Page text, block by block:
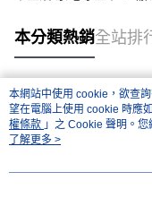
本分類熱銷全站排
熱門標籤
本網站中使用 cookie，欲查
望在電腦上使用 cookie 時應
權條款 」之 Cookie 聲明。
用條款之 Cookie 聲明使用
了解更多 >